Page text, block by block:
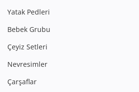
Yatak Pedleri
Bebek Grubu
Çeyiz Setleri
Nevresimler
Çarşaflar